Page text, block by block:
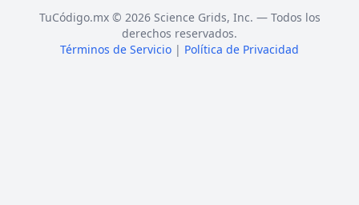
TuCódigo.mx © 2026 Science Grids, Inc. — Todos los
derechos reservados.
Términos de Servicio | Política de Privacidad